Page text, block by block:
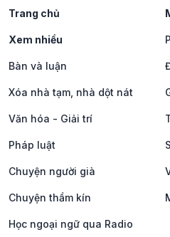
Trang chủ
Xem nhiều
Bàn và luận
Xóa nhà tạm, nhà dột nát
Văn hóa - Giải trí
Pháp luật
Chuyện người già
Chuyện thầm kín
Học ngoại ngữ qua Radio